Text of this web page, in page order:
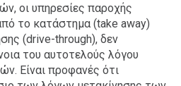
οι υπηρεσίες παροχής
το κατάστημα (take away)
(drive-through), δεν
του αυτοτελούς λόγου
Είναι προφανές ότι